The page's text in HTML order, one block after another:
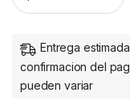
Entrega
confirmacion del
pueden variar